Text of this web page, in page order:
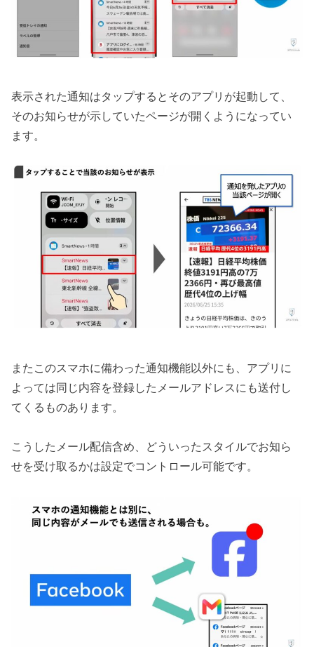
表示された通知はタップするとそのアプリが起動して、
そのお知らせが示していたページが開くようになってい
ます。
またこのスマホに備わった通知機能以外にも、アプリに
よっては同じ内容を登録したメールアドレスにも送付し
てくるものあります。
こうしたメール配信含め、どういったスタイルでお知ら
せを受け取るかは設定でコントロール可能です。